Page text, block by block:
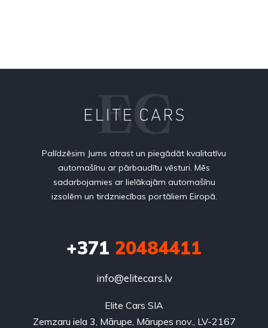
Palīdzēsim Jums atrast un piegādāt kvalitatīvu
automašīnu ar pārbaudītu vēsturi. Mēs
sadarbojamies ar lielākajām automašīnu
izsolēm un tirdzniecības portāliem Eiropā.
+371 20484411
info@elitecars.lv
Elite Cars SIA
Zemzaru iela 3, Mārupe, Mārupes nov., LV-2167